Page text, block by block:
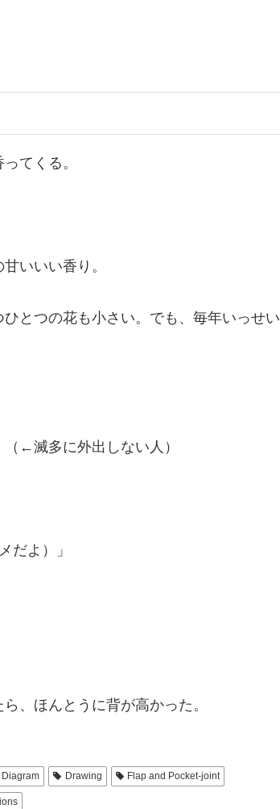
てくる。
いいい香り。
とつの花も小さい。でも、毎年いっせい
←滅多に外出しない人）
だよ）」
、ほんとうに背が高かった。
Diagram Drawing Flap and Pocket-joint